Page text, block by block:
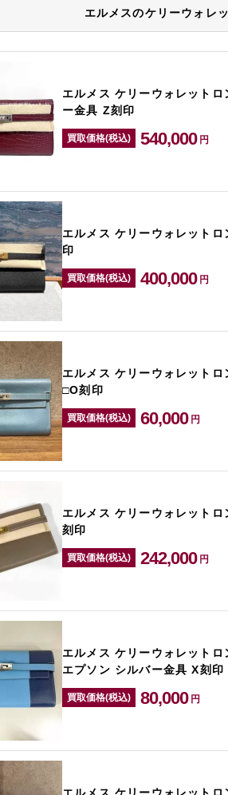
エルメスのケリーウォレ
エルメス ケリーウォレット
ー金具 Z刻印
買取価格(税込) 540,000 円
エルメス ケリーウォレット
印
買取価格(税込) 400,000 円
エルメス ケリーウォレット
□O刻印
買取価格(税込) 60,000 円
エルメス ケリーウォレット
刻印
買取価格(税込) 242,000 円
エルメス ケリーウォレット
エプソン シルバー金具 X刻印
買取価格(税込) 80,000 円